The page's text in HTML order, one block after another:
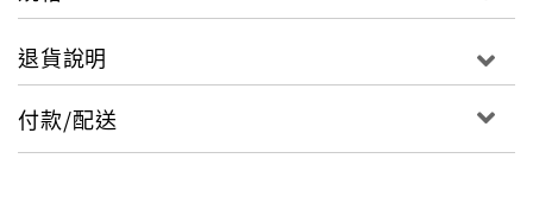
言選單：韓語
退貨說明
付款/配送